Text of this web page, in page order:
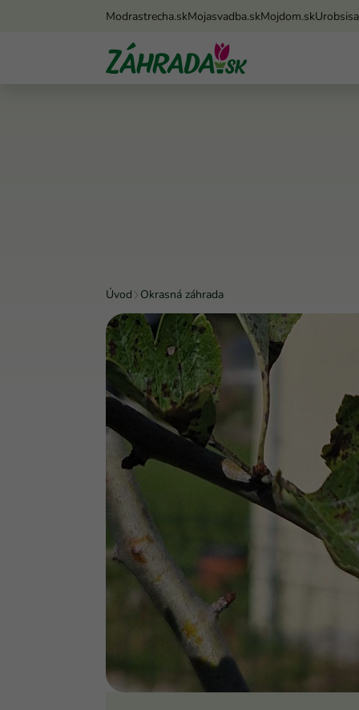
Modrastrecha.skMojasvadba.skMojdom.sk
Úvod Okrasná záhrada